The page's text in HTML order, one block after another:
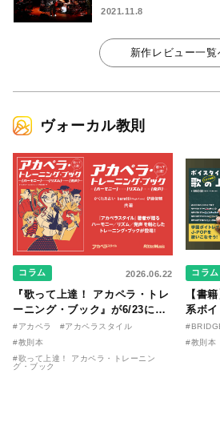
2021.11.8
新作レビュー一覧
ヴォーカル教則
コラム 2026.06.22
『歌って上達！ アカペラ・トレ
ーニング・ブック』が6/23に発
売！ 課題曲音源・音取り用アプ
リを公開。
#アカペラ
#アカペラスタイル
#教則本
#歌って上達！ アカペラ・トレーニン
グ・ブック
コラム
【書
系ボ
が届け
ボイス
#教則本